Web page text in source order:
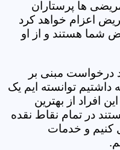
ها پرستاران
اعزام خواهد کرد
شما هستند و از او
درخواست مبنی بر
داشتیم توانسته ایم یک
از بهترین
در تمام نقاط نقده
کنیم و خدمات